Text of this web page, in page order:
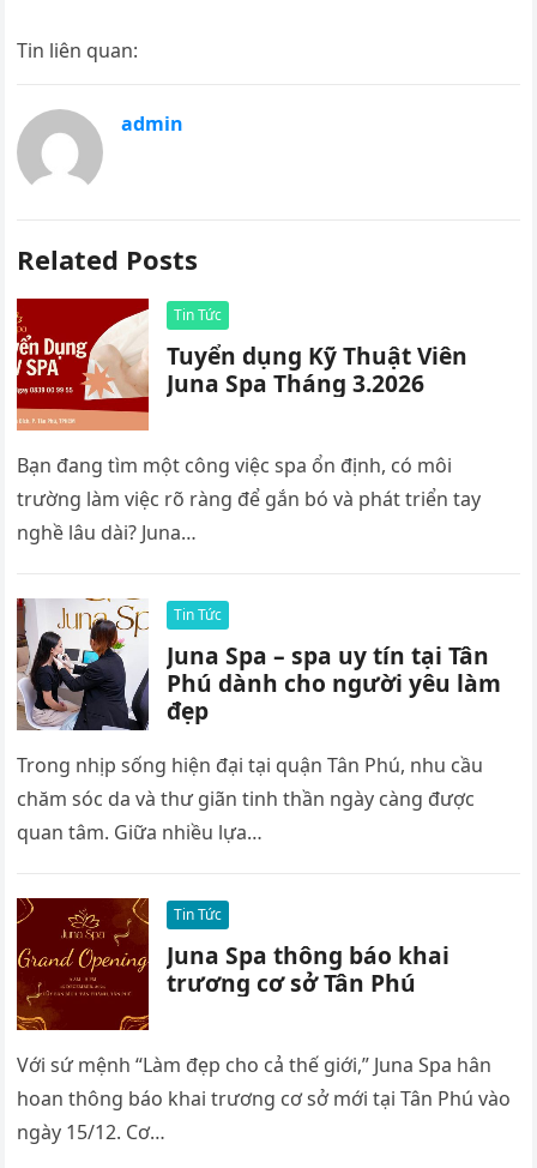
Tin liên quan:
admin
Related Posts
Tin Tức
Tuyển dụng Kỹ Thuật Viên
Juna Spa Tháng 3.2026
Bạn đang tìm một công việc spa ổn định, có môi
trường làm việc rõ ràng để gắn bó và phát triển tay
nghề lâu dài? Juna…
Tin Tức
Juna Spa – spa uy tín tại Tân
Phú dành cho người yêu làm
đẹp
Trong nhịp sống hiện đại tại quận Tân Phú, nhu cầu
chăm sóc da và thư giãn tinh thần ngày càng được
quan tâm. Giữa nhiều lựa…
Tin Tức
Juna Spa thông báo khai
trương cơ sở Tân Phú
Với sứ mệnh “Làm đẹp cho cả thế giới,” Juna Spa hân
hoan thông báo khai trương cơ sở mới tại Tân Phú vào
ngày 15/12. Cơ…